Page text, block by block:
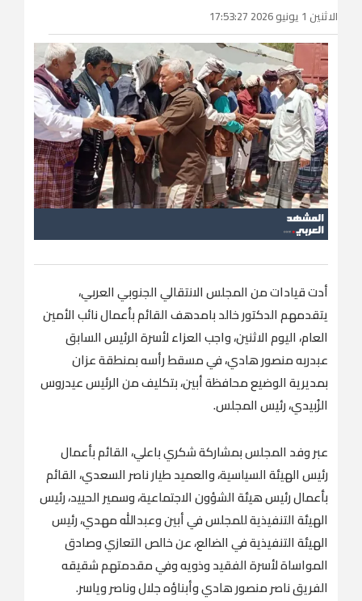
الاثنين 1 يونيو 2026 17:53:27
أدت قيادات من المجلس الانتقالي الجنوبي العربي،
يتقدمهم الدكتور خالد بامدهف القائم بأعمال نائب الأمين
العام، اليوم الاثنين، واجب العزاء لأسرة الرئيس السابق
عبدربه منصور هادي، في مسقط رأسه بمنطقة عزان
بمديرية الوضيع محافظة أبين، بتكليف من الرئيس عيدروس
الزُبيدي، رئيس المجلس.
عبر وفد المجلس بمشاركة شكري باعلي، القائم بأعمال
رئيس الهيئة السياسية، والعميد طيار ناصر السعدي، القائم
بأعمال رئيس هيئة الشؤون الاجتماعية، وسمير الحييد، رئيس
الهيئة التنفيذية للمجلس في أبين وعبدالله مهدي، رئيس
الهيئة التنفيذية في الضالع، عن خالص التعازي وصادق
المواساة لأسرة الفقيد وذويه وفي مقدمتهم شقيقه
الفريق ناصر منصور هادي وأبناؤه جلال وناصر وياسر.